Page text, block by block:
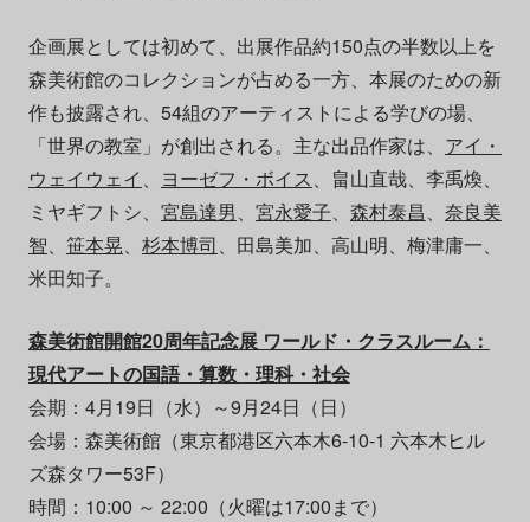
企画展としては初めて、出展作品約150点の半数以上を
森美術館のコレクションが占める一方、本展のための新
作も披露され、54組のアーティストによる学びの場、
「世界の教室」が創出される。主な出品作家は、 アイ・
ウェイウェイ 、 ヨーゼフ・ボイス、畠山直哉、李禹煥、
ミヤギフトシ、 宮島達男、 宮永愛子、 森村泰昌、 奈良美
智、 笹本晃、 杉本博司、田島美加、高山明、梅津庸一、
米田知子。
森美術館開館20周年記念展 ワールド・クラスルーム：
現代アートの国語・算数・理科・社会
会期：4月19日（水）～9月24日（日）
会場：森美術館（東京都港区六本木6-10-1 六本木ヒル
ズ森タワー53F）
時間：10:00 ～ 22:00（火曜は17:00まで）